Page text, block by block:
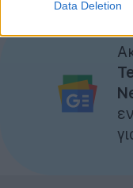
Data Deletion